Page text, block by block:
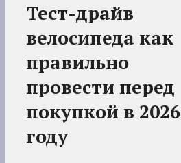
Тест-драйв
велосипеда как
правильно
провести перед
покупкой в 2026
году